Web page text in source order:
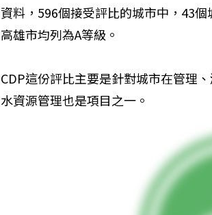
資料，596個接受評比的城市中，43
高雄市均列為A等級。
CDP這份評比主要是針對城市在管理
水資源管理也是項目之一。